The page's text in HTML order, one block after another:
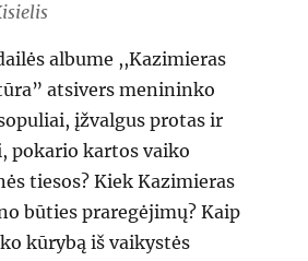
albume ,,Kazimieras
atsivers menininko
įžvalgus protas ir
pokario kartos vaiko
tiesos? Kiek Kazimieras
būties praregėjimų? Kaip
kūrybą iš vaikystės